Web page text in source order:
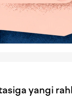
yangi